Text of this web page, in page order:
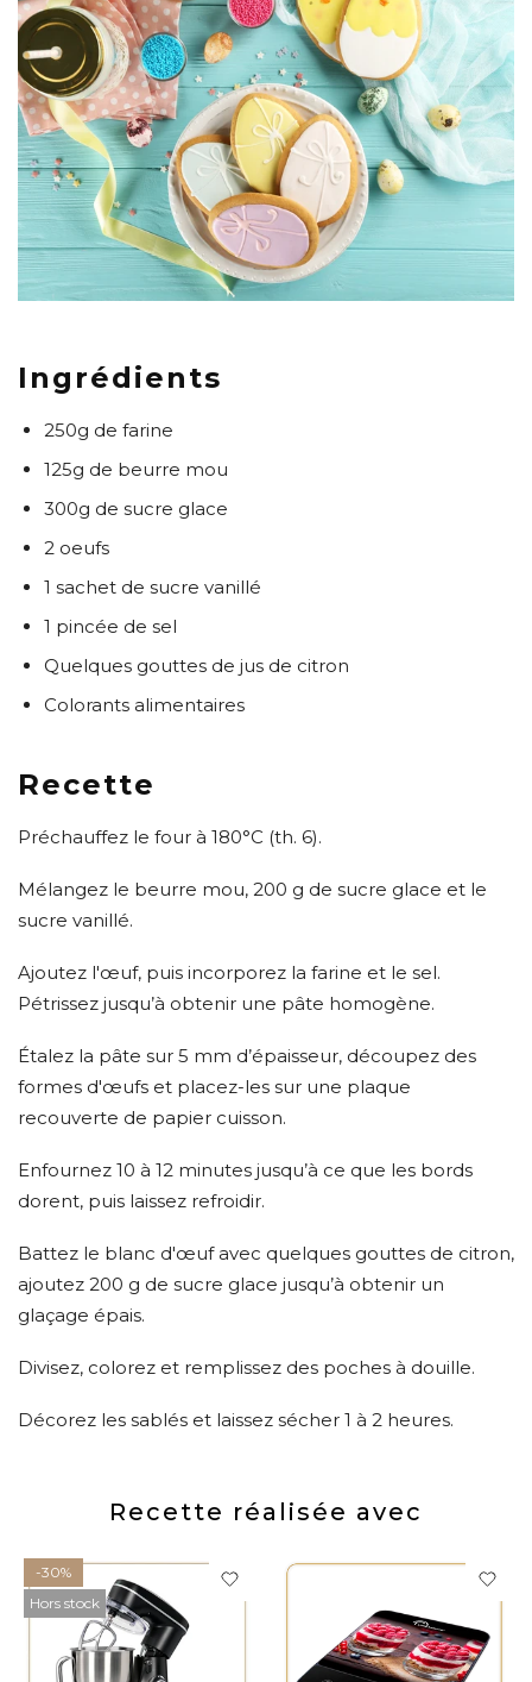
Ingrédients
250g de farine
125g de beurre mou
300g de sucre glace
2 oeufs
1 sachet de sucre vanillé
1 pincée de sel
Quelques gouttes de jus de citron
Colorants alimentaires
Recette
Préchauffez le four à 180°C (th. 6).
Mélangez le beurre mou, 200 g de sucre glace et le
sucre vanillé.
Ajoutez l'œuf, puis incorporez la farine et le sel.
Pétrissez jusqu’à obtenir une pâte homogène.
Étalez la pâte sur 5 mm d’épaisseur, découpez des
formes d'œufs et placez-les sur une plaque
recouverte de papier cuisson.
Enfournez 10 à 12 minutes jusqu’à ce que les bords
dorent, puis laissez refroidir.
Battez le blanc d'œuf avec quelques gouttes de citron,
ajoutez 200 g de sucre glace jusqu’à obtenir un
glaçage épais.
Divisez, colorez et remplissez des poches à douille.
Décorez les sablés et laissez sécher 1 à 2 heures.
Recette réalisée avec
-30%
Hors stock